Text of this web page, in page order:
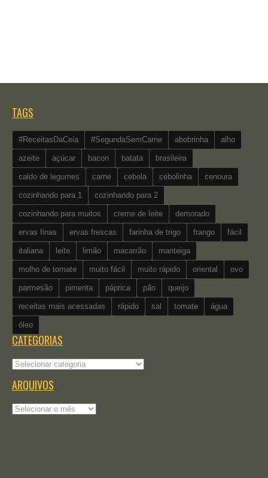
TAGS
#ReceitasDaCeia #SegundaSemCarne abobrinha alho
azeite açúcar bacon batata brasileira
caldo de legumes carne cebola cebolinha cenoura
cozinhando para 1 cozinhando para 2
cozinhando para muitos creme de leite demorado
ervas finas ervas frescas farinha de trigo frango fácil
italiana leite limão macarrão manteiga
molho de tomate muito fácil muito rápido oriental ovo
parmesão pimenta páprica pão queijo
receitas mais acessadas rápido sal tomate água
óleo
CATEGORIAS
Categorias
ARQUIVOS
Arquivos